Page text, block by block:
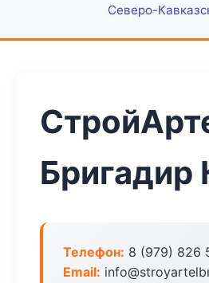
Северо-
Бригадир
Телефон: 8 (979) 826
Email: